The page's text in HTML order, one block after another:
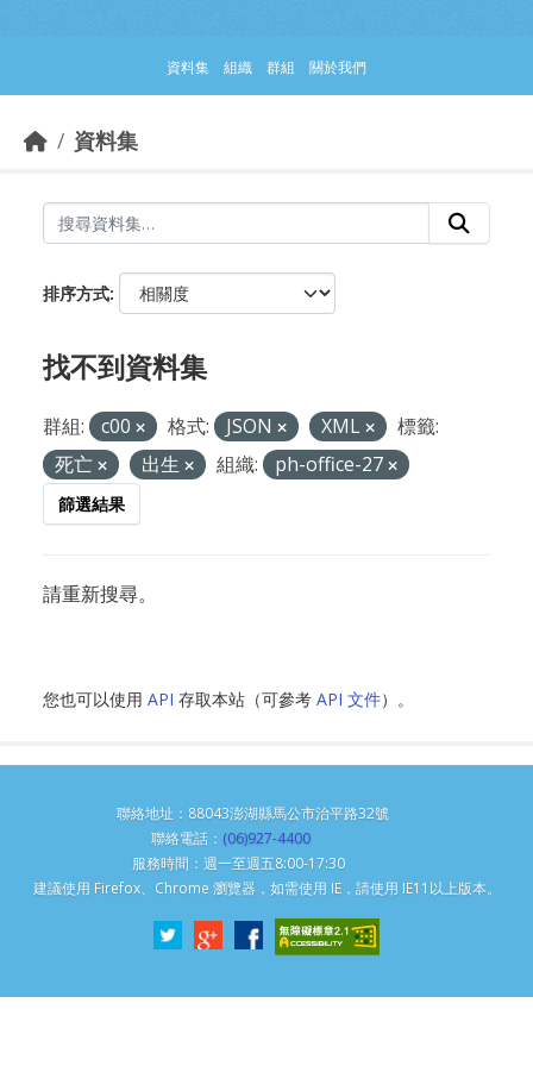
資料集 組織 群組 關於我們
資料集
排序方式
找不到資料集
群組: c00 格式: JSON XML
標籤:
死亡
出生 組織: ph-office-27
篩選結果
請重新搜尋。
您也可以使用 API 存取本站（可參考 API 文件）。
聯絡地址：88043澎湖縣馬公市治平路32號
聯絡電話： (06)927-4400
服務時間：週一至週五8:00-17:30
建議使用 Firefox、Chrome 瀏覽器，如需使用 IE，請使用 IE11以上版本。